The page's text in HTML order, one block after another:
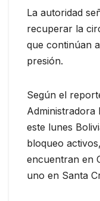
La autoridad
recuperar la
que continúan
presión.
Según el
Administradora
este lunes
bloqueo
encuentran en
uno en Santa